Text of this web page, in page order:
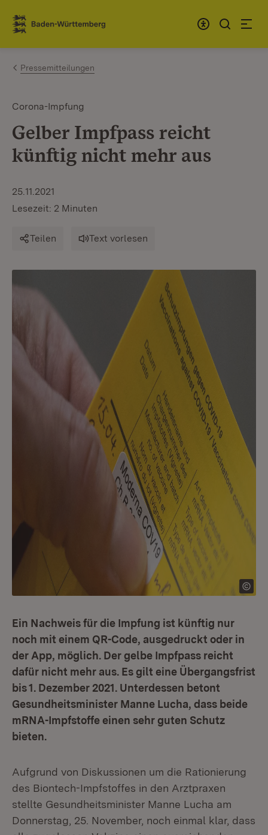
Zum Inhalt springen
Link zur Startseite
Pressemitteilungen
Corona-Impfung
Gelber Impfpass reicht
künftig nicht mehr aus
25.11.2021
Lesezeit: 2 Minuten
Teilen Text vorlesen
Ein Nachweis für die Impfung ist künftig nur
noch mit einem QR-Code, ausgedruckt oder in
der App, möglich. Der gelbe Impfpass reicht
dafür nicht mehr aus. Es gilt eine Übergangsfrist
bis 1. Dezember 2021. Unterdessen betont
Gesundheitsminister Manne Lucha, dass beide
mRNA-Impfstoffe einen sehr guten Schutz
bieten.
Aufgrund von Diskussionen um die Rationierung
des Biontech-Impfstoffes in den Arztpraxen
stellte Gesundheitsminister Manne Lucha am
Donnerstag, 25. November, noch einmal klar, dass